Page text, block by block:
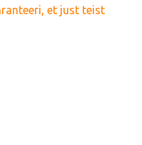
et just teist